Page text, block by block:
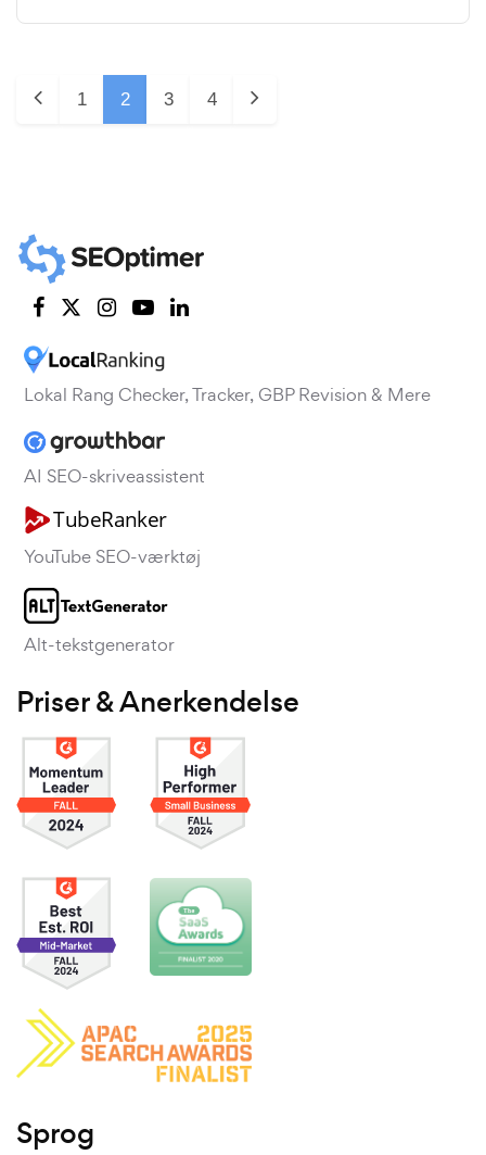
1 2 3 4
Lokal Rang Checker, Tracker, GBP Revision & Mere
AI SEO-skriveassistent
YouTube SEO-værktøj
Alt-tekstgenerator
Priser & Anerkendelse
Sprog